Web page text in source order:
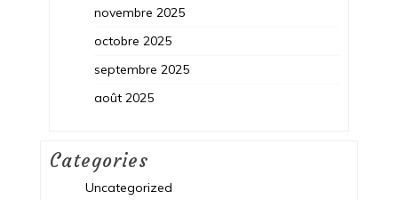
novembre 2025
octobre 2025
septembre 2025
août 2025
Categories
Uncategorized